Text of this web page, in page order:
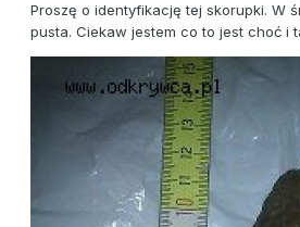
Proszę o identyfikację tej skorupki. W
pusta. Ciekaw jestem co to jest choć i